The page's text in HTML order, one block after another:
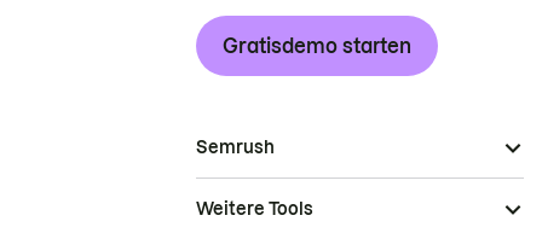
Gratisdemo starten
Semrush
Weitere Tools